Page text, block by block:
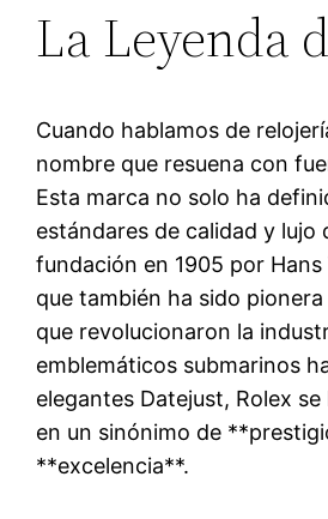
La Leyenda
Cuando hablamos de
nombre que resuena con
Esta marca no solo ha
estándares de calidad y lujo
fundación en 1905 por
que también ha sido
que revolucionaron la
emblemáticos submarinos
elegantes Datejust, Rolex
en un sinónimo de
**excelencia**.